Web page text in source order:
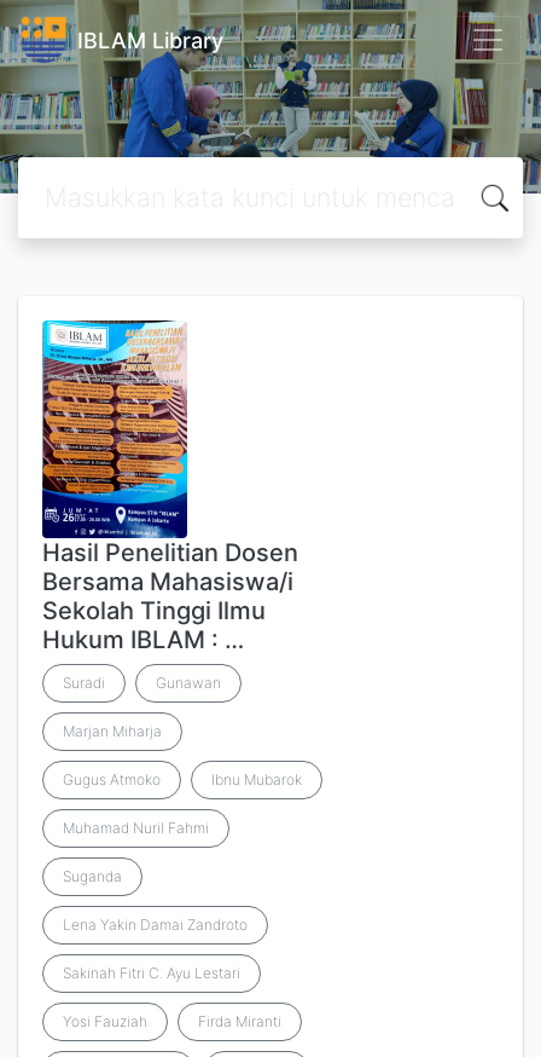
IBLAM Library
Hasil Penelitian Dosen
Bersama Mahasiswa/i
Sekolah Tinggi Ilmu
Hukum IBLAM : …
Suradi Gunawan
Marjan Miharja
Gugus Atmoko Ibnu Mubarok
Muhamad Nuril Fahmi
Suganda
Lena Yakin Damai Zandroto
Sakinah Fitri C. Ayu Lestari
Yosi Fauziah Firda Miranti